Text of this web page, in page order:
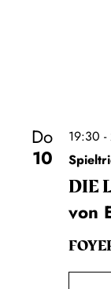
Do
10
19:30 -
DIE
von